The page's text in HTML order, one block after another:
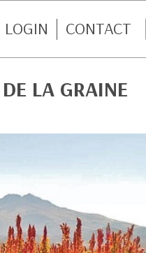
LOGIN CONTACT
LA GRAINE